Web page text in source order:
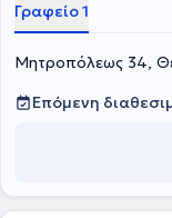
Γραφείο 1
Μητροπόλεως 34,
Επόμενη